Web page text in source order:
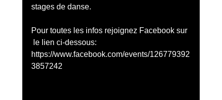
stages de danse.
Pour toutes les infos rejoignez Facebook sur
le lien ci-dessous:
https://www.facebook.com/events/126779392
3857242